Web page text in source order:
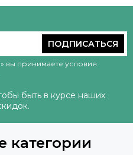
ПОДПИСАТЬСЯ
вы принимаете условия
быть в курсе наших
категории